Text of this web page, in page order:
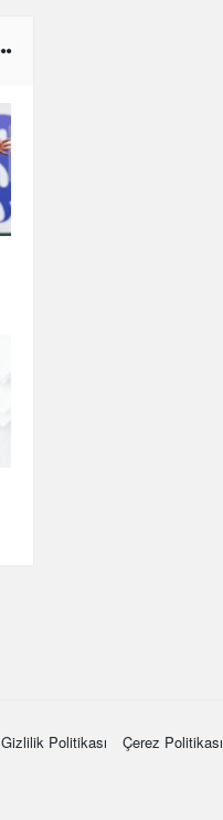
Gizlilik Politikası Çerez Politikası